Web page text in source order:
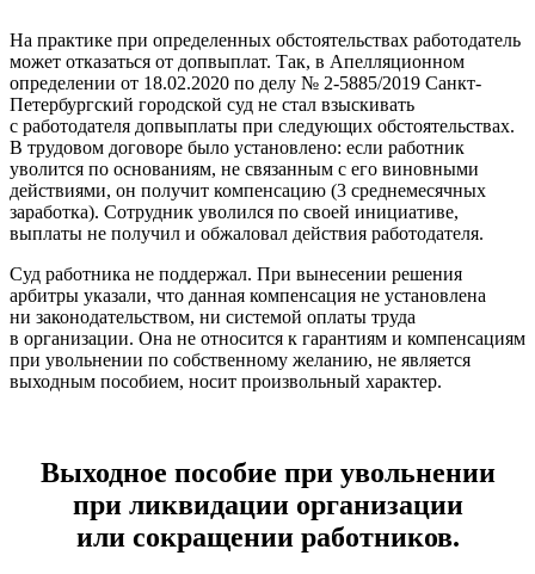
На практике при определенных обстоятельствах работодатель
может отказаться от допвыплат. Так, в Апелляционном
определении от 18.02.2020 по делу № 2‑5885/2019 Санкт-
Петербургский городской суд не стал взыскивать
с работодателя допвыплаты при следующих обстоятельствах.
В трудовом договоре было установлено: если работник
уволится по основаниям, не связанным с его виновными
действиями, он получит компенсацию (3 среднемесячных
заработка). Сотрудник уволился по своей инициативе,
выплаты не получил и обжаловал действия работодателя.
Суд работника не поддержал. При вынесении решения
арбитры указали, что данная компенсация не установлена
ни законодательством, ни системой оплаты труда
в организации. Она не относится к гарантиям и компенсациям
при увольнении по собственному желанию, не является
выходным пособием, носит произвольный характер.
Выходное пособие при увольнении
при ликвидации организации
или сокращении работников.